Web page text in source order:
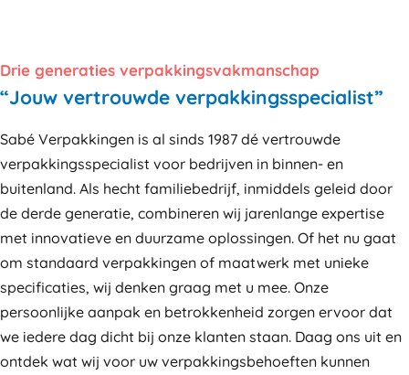
Drie generaties verpakkingsvakmanschap
“Jouw vertrouwde verpakkingsspecialist”
Sabé Verpakkingen is al sinds 1987 dé vertrouwde
verpakkingsspecialist voor bedrijven in binnen- en
buitenland. Als hecht familiebedrijf, inmiddels geleid door
de derde generatie, combineren wij jarenlange expertise
met innovatieve en duurzame oplossingen. Of het nu gaat
om standaard verpakkingen of maatwerk met unieke
specificaties, wij denken graag met u mee. Onze
persoonlijke aanpak en betrokkenheid zorgen ervoor dat
we iedere dag dicht bij onze klanten staan. Daag ons uit en
ontdek wat wij voor uw verpakkingsbehoeften kunnen